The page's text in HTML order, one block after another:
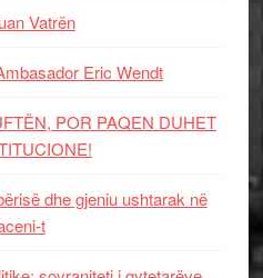
Vatrën
Eric Wendt
POR PAQEN DUHET
dhe gjeniu ushtarak në
t